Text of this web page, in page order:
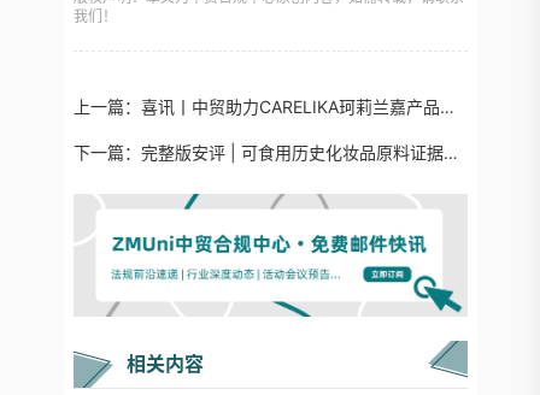
我们！
上一篇： 喜讯丨中贸助力CARELIKA珂莉兰嘉产品顺利通过进口化妆品备案
下一篇： 完整版安评 | 可食用历史化妆品原料证据查询策略
相关内容